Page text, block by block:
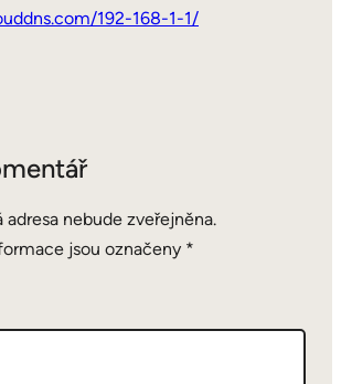
192-168-1-1/
adresa nebude zveřejněna.
jsou označeny *